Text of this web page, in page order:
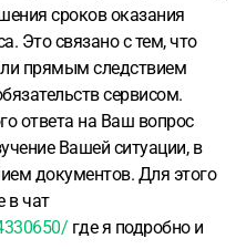
сроков оказания
Это связано с тем, что
прямым следствием
сервисом.
ответа на Ваш вопрос
Вашей ситуации, в
документов. Для этого
в чат
где я подробно и